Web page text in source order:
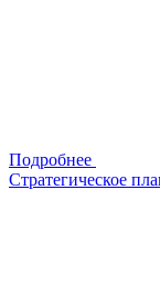
Подробнее
Стратегическое